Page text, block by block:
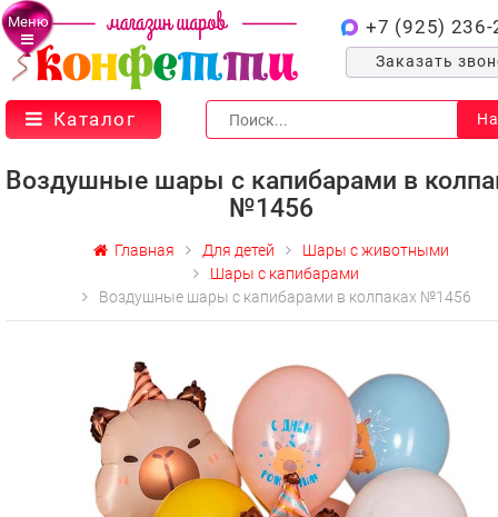
Меню +7 (925) 236-
Заказать
Каталог
Воздушные шары с капибарами в
№1456
Главная Для детей
Шары с животными
Шары с капибарами
Воздушные шары с капибарами в колпаках №1456